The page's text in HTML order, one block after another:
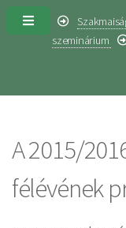
szeminárium
A 2015/
félévének